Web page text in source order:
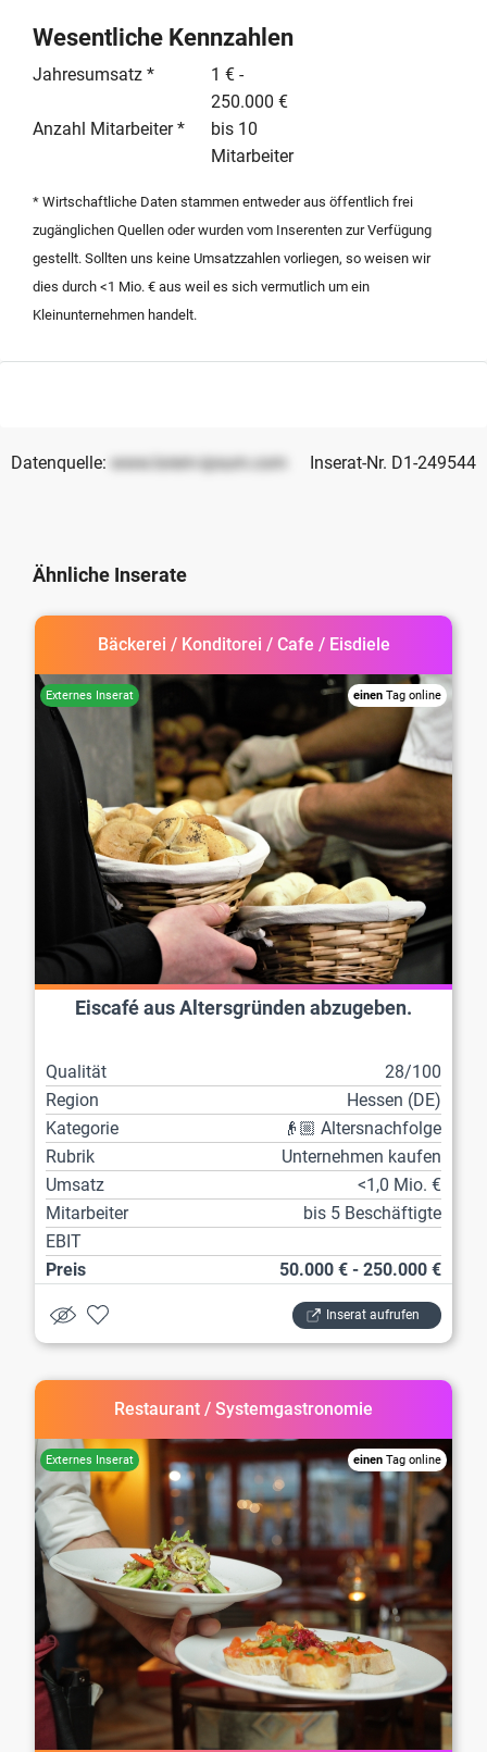
veranschlagt. Parallel zu diesem Engagement in
Standortverlagerung oder einer zusätzlichen Expansion
in den griechischen Raum, vorzugsweise in
Küstennähe. Gesucht werden etablierte Objekte, die
von der handwerklichen Expertise des Interessenten
profitieren können und eine solide Basis für eine
partnerschaftliche Zusammenarbeit oder Übernahme
Wesentliche Kennzahlen
Jahresumsatz *
1 € -
250.000 €
Anzahl Mitarbeiter *
bis 10
Mitarbeiter
* Wirtschaftliche Daten stammen entweder aus öffentlich frei
zugänglichen Quellen oder wurden vom Inserenten zur Verfügung
gestellt. Sollten uns keine Umsatzzahlen vorliegen, so weisen wir
dies durch <1 Mio. € aus weil es sich vermutlich um ein
Kleinunternehmen handelt.
Datenquelle: www.lorem-ipsum.com Inserat-Nr. D1-249544
Ähnliche Inserate
Bäckerei / Konditorei / Cafe / Eisdiele
einen Tag online
Eiscafé aus Altersgründen abzugeben.
Qualität
28/100
Region
Hessen (DE)
Kategorie
👴🏼 Altersnachfolge
Rubrik
Unternehmen kaufen
Umsatz
<1,0 Mio. €
Mitarbeiter
bis 5 Beschäftigte
EBIT
Preis
50.000 € - 250.000 €
Inserat aufrufen
Restaurant / Systemgastronomie
einen Tag online